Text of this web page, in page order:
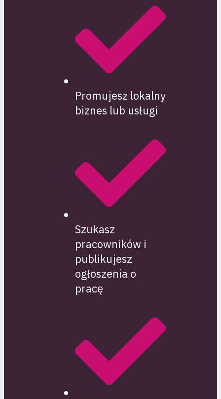
Promujesz lokalny
biznes lub usługi
Szukasz
pracowników i
publikujesz
ogłoszenia o
pracę